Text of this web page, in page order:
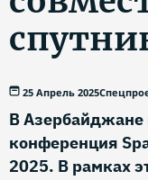
25 Апрель 2025
В
конференция
2025. В рамках